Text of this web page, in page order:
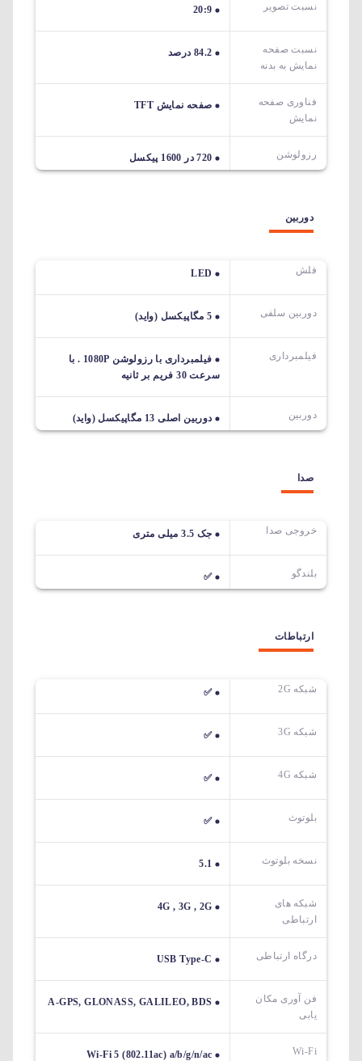
نسبت تصویر 20:9
نسبت صفحه
نمایش به بدنه
84.2 درصد
فناوری صفحه
نمایش
صفحه نمایش TFT
رزولوشن 720 در 1600 پیکسل
دوربین
فلش LED
دوربین سلفی 5 مگاپیکسل (واید)
فیلمبرداری
فیلمبرداری با رزولوشن 1080P . با
سرعت 30 فریم بر ثانیه
دوربین دوربین اصلی 13 مگاپیکسل (واید)
صدا
خروجی صدا جک 3.5 میلی متری
بلندگو ✅
ارتباطات
شبکه 2G ✅
شبکه 3G ✅
شبکه 4G ✅
بلوتوث ✅
نسخه بلوتوث 5.1
شبکه های
ارتباطی
4G , 3G , 2G
درگاه ارتباطی USB Type-C
فن آوری مکان
یابی
A-GPS, GLONASS, GALILEO, BDS
Wi-Fi
Wi-Fi 5 (802.11ac) a/b/g/n/ac